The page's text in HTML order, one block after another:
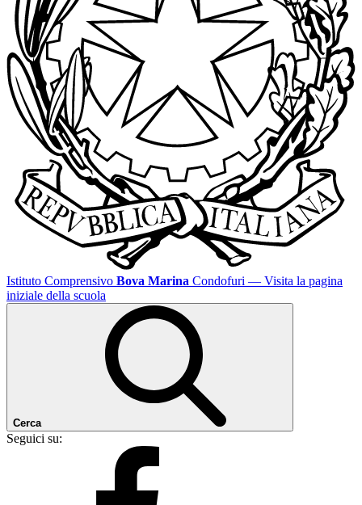
Istituto Comprensivo Bova Marina Condofuri — Visita la pagina
iniziale della scuola
Cerca
Seguici su: